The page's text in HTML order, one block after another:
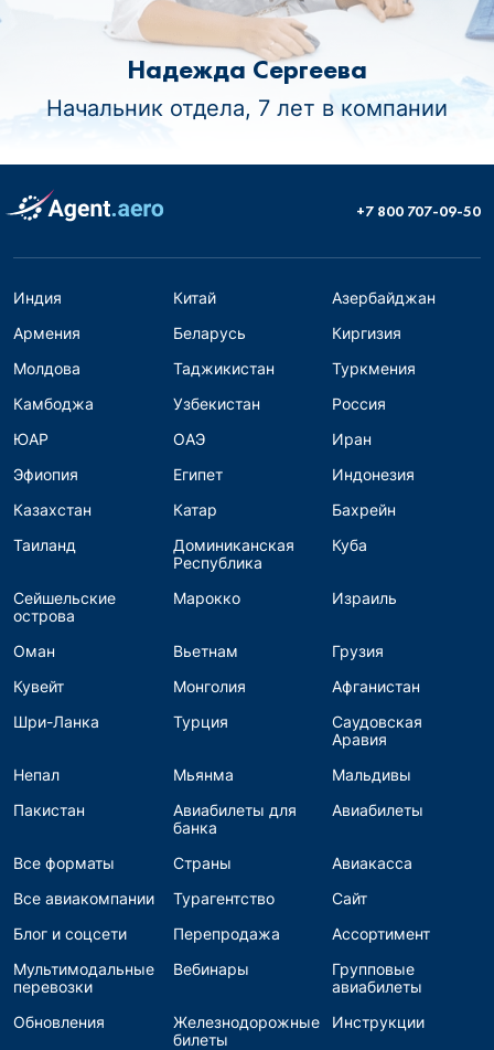
Надежда Сергеева
Начальник отдела, 7 лет в компании
+7 800 707-09-50
Индия Китай
Азербайджан
Армения
Беларусь
Киргизия
Молдова
Таджикистан
Туркмения
Камбоджа
Узбекистан
Россия
ЮАР
ОАЭ
Иран
Эфиопия
Египет
Индонезия
Казахстан
Катар
Бахрейн
Таиланд
Доминиканская
Республика
Куба
Сейшельские
острова
Марокко Израиль
Оман Вьетнам
Грузия
Кувейт
Монголия
Афганистан
Шри-Ланка
Турция
Саудовская
Аравия
Непал
Мьянма
Мальдивы
Пакистан
Авиабилеты для
банка
Авиабилеты
Все форматы Страны
Авиакасса
Все авиакомпании
Турагентство
Сайт
Блог и соцсети
Перепродажа
Ассортимент
Мультимодальные
перевозки
Вебинары
Групповые
авиабилеты
Обновления
Железнодорожные
билеты
Инструкции